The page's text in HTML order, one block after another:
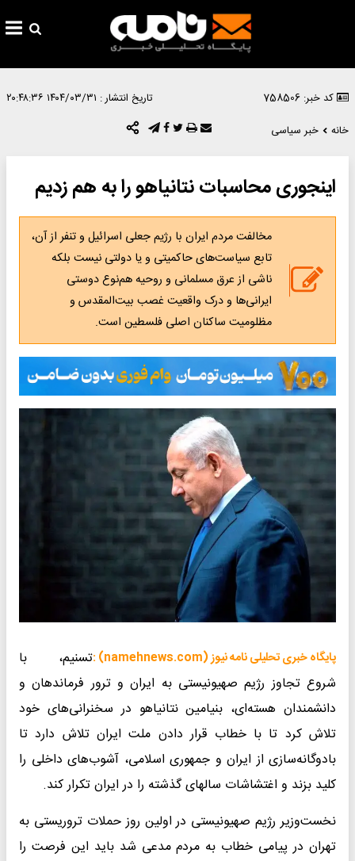
کد خبر: 758506 تاریخ انتشار : ۱۴۰۴/۰۳/۳۱ ۲۰:۴۸:۳۶
خانه
خبر سیاسی
اینجوری محاسبات نتانیاهو را به هم زدیم
مخالفت مردم ایران با رژیم جعلی اسرائیل و تنفر از آن،
تابع سیاست‌های حاکمیتی و یا دولتی نیست بلکه
ناشی از عرق مسلمانی و روحیه هم‌نوع دوستی
ایرانی‌ها و درک واقعیت غصب بیت‌المقدس و
مظلومیت ساکنان اصلی فلسطین است.
پایگاه خبری تحلیلی نامه نیوز (namehnews.com) :
تسنیم، با
شروع تجاوز رژیم صهیونیستی به ایران و ترور فرماندهان و
دانشمندان هسته‌ای، بنیامین نتانیاهو در سخنرانی‌های خود
تلاش کرد تا با خطاب قرار دادن ملت ایران تلاش دارد تا
بادوگانه‌سازی از ایران و جمهوری اسلامی، آشوب‌های داخلی را
کلید بزند و اغتشاشات سالهای گذشته را در ایران تکرار کند.
نخست‌وزیر رژیم صهیونیستی در اولین روز حملات تروریستی به
تهران در پیامی خطاب به مردم مدعی شد باید این فرصت را